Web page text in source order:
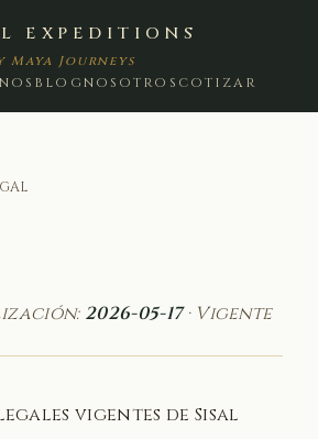
EXPEDITIONS
Maya Journeys
BLOGNOSOTROS COTIZAR
2026-05-17· Vigente
vigentes de Sisal